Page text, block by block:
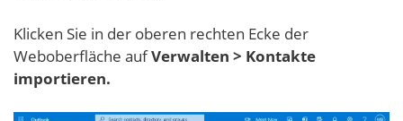
Klicken Sie in der oberen rechten Ecke der
Weboberfläche aufVerwalten > Kontakte
importieren.